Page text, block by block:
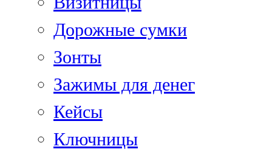
Дорожные сумки
Зонты
Зажимы для денег
Кейсы
Ключницы